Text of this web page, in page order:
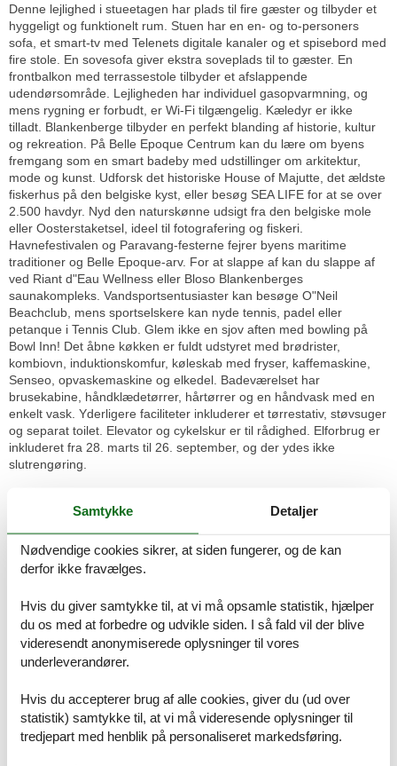
Denne lejlighed i stueetagen har plads til fire gæster og tilbyder et
hyggeligt og funktionelt rum. Stuen har en en- og to-personers
sofa, et smart-tv med Telenets digitale kanaler og et spisebord med
fire stole. En sovesofa giver ekstra soveplads til to gæster. En
frontbalkon med terrassestole tilbyder et afslappende
udendørsområde. Lejligheden har individuel gasopvarmning, og
mens rygning er forbudt, er Wi-Fi tilgængelig. Kæledyr er ikke
tilladt. Blankenberge tilbyder en perfekt blanding af historie, kultur
og rekreation. På Belle Epoque Centrum kan du lære om byens
fremgang som en smart badeby med udstillinger om arkitektur,
mode og kunst. Udforsk det historiske House of Majutte, det ældste
fiskerhus på den belgiske kyst, eller besøg SEA LIFE for at se over
2.500 havdyr. Nyd den naturskønne udsigt fra den belgiske mole
eller Oosterstaketsel, ideel til fotografering og fiskeri.
Havnefestivalen og Paravang-festerne fejrer byens maritime
traditioner og Belle Epoque-arv. For at slappe af kan du slappe af
ved Riant d"Eau Wellness eller Bloso Blankenberges
saunakompleks. Vandsportsentusiaster kan besøge O"Neil
Beachclub, mens sportselskere kan nyde tennis, padel eller
petanque i Tennis Club. Glem ikke en sjov aften med bowling på
Bowl Inn! Det åbne køkken er fuldt udstyret med brødrister,
kombiovn, induktionskomfur, køleskab med fryser, kaffemaskine,
Senseo, opvaskemaskine og elkedel. Badeværelset har
brusekabine, håndklædetørrer, hårtørrer og en håndvask med en
enkelt vask. Yderligere faciliteter inkluderer et tørrestativ, støvsuger
og separat toilet. Elevator og cykelskur er til rådighed. Elforbrug er
inkluderet fra 28. marts til 26. september, og der ydes ikke
slutrengøring.
Stueetage: (Stue(dobbeltsovesofa, Fjernsyn(digital, Smart-TV),
spisebord(4 personer), sofahjørne), Køkken(kogeplade(induktion),
elkedel, emhætte, kaffemaskine, ovn, mikrobølgeovn,
opvaskemaskine , køle-fryseskab), soveværelse(dobbeltseng(160 x
toilet(toilet)) pulterkammer, balkon, varme(gas), terrasse,
cykelopbevaring, elevator
Bemærk:
Af hensyn til ro, lejes dette sommerhus ikke ud til ungdomsgrupper
parkering ved ferieboligen kun kan ske mod betaling Det er strengt
forbudt at afholde studenterfest, polterabend eller fest med stort
alkohol indtag i denne feriebolig
Samtykke Detaljer
Nødvendige cookies sikrer, at siden fungerer, og de kan
derfor ikke fravælges.
Hvis du giver samtykke til, at vi må opsamle statistik, hjælper
du os med at forbedre og udvikle siden. I så fald vil der blive
videresendt anonymiserede oplysninger til vores
underleverandører.
Hvis du accepterer brug af alle cookies, giver du (ud over
statistik) samtykke til, at vi må videresende oplysninger til
tredjepart med henblik på personaliseret markedsføring.